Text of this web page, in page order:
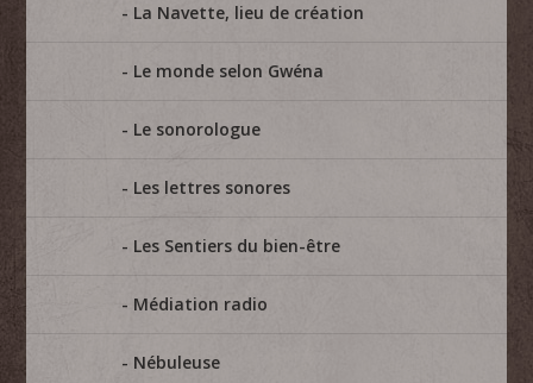
La Navette, lieu de création
Le monde selon Gwéna
Le sonorologue
Les lettres sonores
Les Sentiers du bien-être
Médiation radio
Nébuleuse